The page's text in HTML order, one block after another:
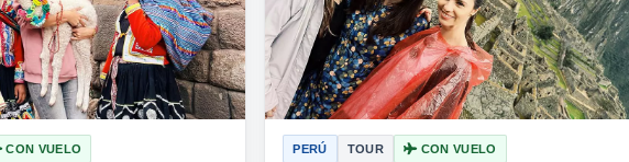
CON VUELO PERÚ TOUR CON VUELO